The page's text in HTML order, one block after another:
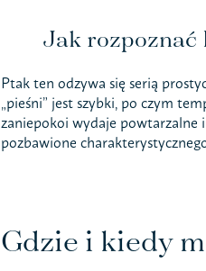
Jak rozpoznać
Ptak ten odzywa się serią
„pieśni” jest szybki, po czym
zaniepokoi wydaje powtarzalne
pozbawione
Gdzie i kiedy